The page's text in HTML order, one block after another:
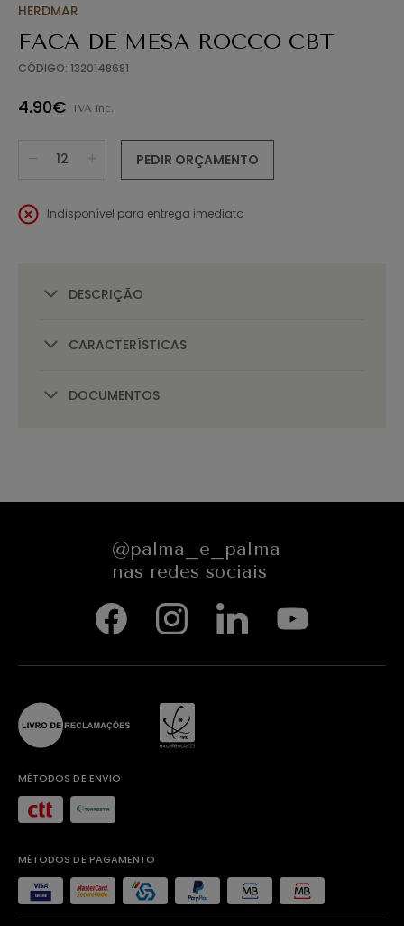
HERDMAR
FACA DE MESA ROCCO CBT
CÓDIGO: 1320148681
4.90€ IVA inc.
PEDIR ORÇAMENTO
Indisponível para entrega imediata
DESCRIÇÃO
CARACTERÍSTICAS
DOCUMENTOS
@palma_e_palma
nas redes sociais
MÉTODOS DE ENVIO
MÉTODOS DE PAGAMENTO